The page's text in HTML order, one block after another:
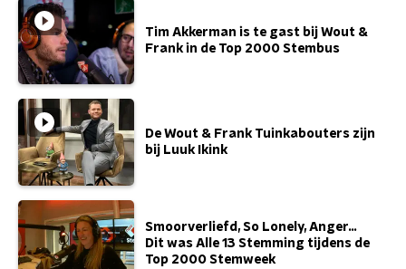
Tim Akkerman is te gast bij Wout &
Frank in de Top 2000 Stembus
De Wout & Frank Tuinkabouters zijn
bij Luuk Ikink
Smoorverliefd, So Lonely, Anger…
Dit was Alle 13 Stemming tijdens de
Top 2000 Stemweek